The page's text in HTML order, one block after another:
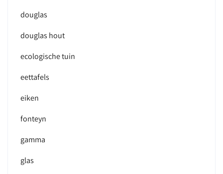
douglas
douglas hout
ecologische tuin
eettafels
eiken
fonteyn
gamma
glas